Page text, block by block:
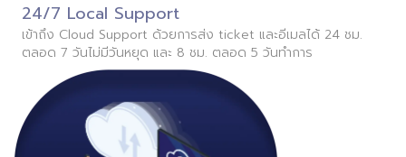
24/7 Local Support
เข้าถึง Cloud Support ด้วยการส่ง ticket และอีเมลได้ 24 ชม.
ตลอด 7 วันไม่มีวันหยุด และ 8 ชม. ตลอด 5 วันทำการ